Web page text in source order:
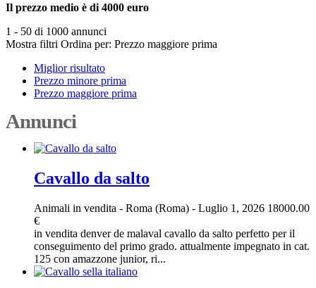
Il prezzo medio è di 4000 euro
1 - 50 di 1000 annunci
Mostra filtri Ordina per: Prezzo maggiore prima
Miglior risultato
Prezzo minore prima
Prezzo maggiore prima
Annunci
Cavallo da salto
Animali in vendita - Roma (Roma) - Luglio 1, 2026 18000.00
€
in vendita denver de malaval cavallo da salto perfetto per il
conseguimento del primo grado. attualmente impegnato in cat.
125 con amazzone junior, ri...